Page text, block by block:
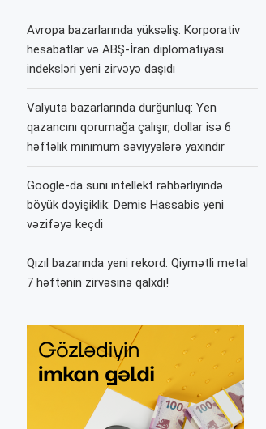
Avropa bazarlarında yüksəliş: Korporativ
hesabatlar və ABŞ-İran diplomatiyası
indeksləri yeni zirvəyə daşıdı
Valyuta bazarlarında durğunluq: Yen
qazancını qorumağa çalışır, dollar isə 6
həftəlik minimum səviyyələrə yaxındır
Google-da süni intellekt rəhbərliyində
böyük dəyişiklik: Demis Hassabis yeni
vəzifəyə keçdi
Qızıl bazarında yeni rekord: Qiymətli metal
7 həftənin zirvəsinə qalxdı!